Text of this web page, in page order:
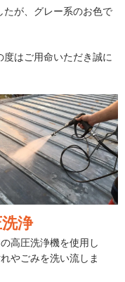
たが、グレー系のお色で
はご用命いただき誠に
浄
高圧洗浄機を使用し
やごみを洗い流しま